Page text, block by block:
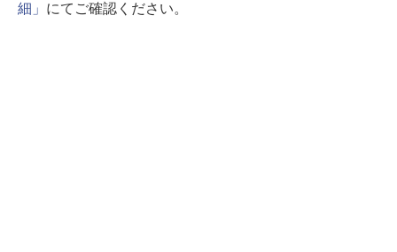
細」 にてご確認ください。